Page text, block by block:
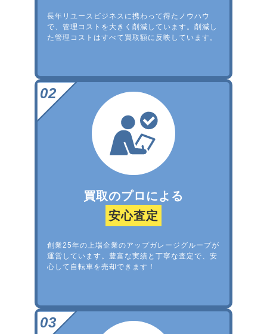
長年リユースビジネスに携わって得たノウハウ
で、管理コストを大きく削減しています。削減し
た管理コストはすべて買取額に反映しています。
買取のプロによる
安心査定
創業25年の上場企業のアップガレージグループが
運営しています。豊富な実績と丁寧な査定で、安
心して自転車を売却できます！